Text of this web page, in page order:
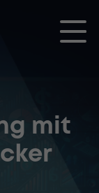
Toggle
mit